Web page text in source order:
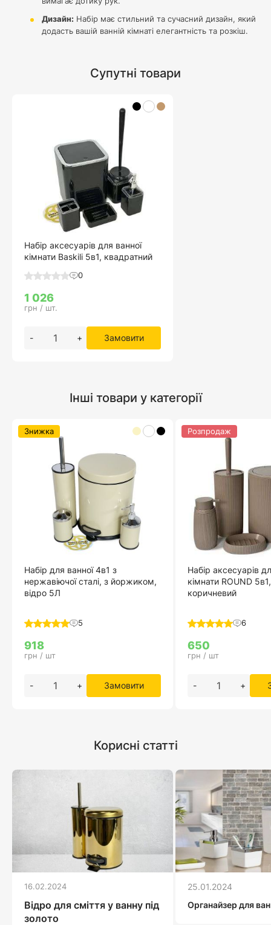
Дизайн: Набір має стильний та сучасний дизайн, який
додасть вашій ванній кімнаті елегантність та розкіш.
Супутні товари
Набір аксесуарів для ванної
кімнати Baskili 5в1, квадратний
0
1 026
грн / шт.
- + Замовити
Інші товари у категорії
Набір для ванної 4в1 з
нержавіючої сталі, з йоржиком,
відро 5Л
5
918
грн / шт
- + Замовити
Знижка
Набір аксесуарів
кімнати ROUND
коричневий
6
650
грн / шт
- +
Розпродаж
Корисні статті
16.02.2024
Відро для сміття у ванну під
золото
25.01.2024
Органайзер для